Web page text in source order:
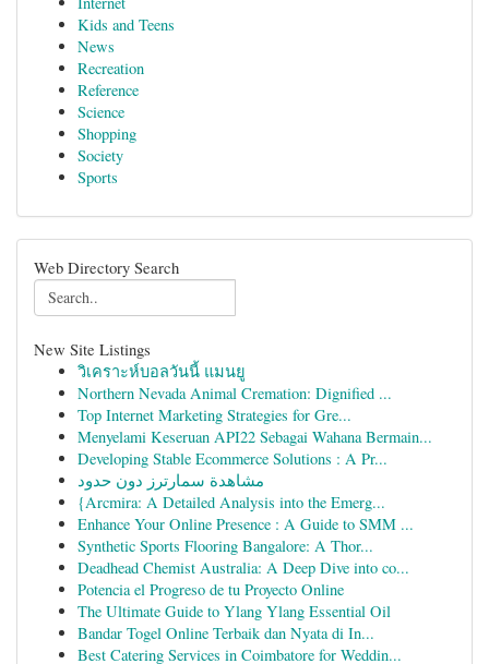
Kids and Teens
News
Recreation
Reference
Science
Shopping
Society
Sports
Web Directory Search
New Site Listings
วิเคราะห์บอลวันนี้ แมนยู
Northern Nevada Animal Cremation: Dignified ...
Top Internet Marketing Strategies for Gre...
Menyelami Keseruan API22 Sebagai Wahana Bermain...
Developing Stable Ecommerce Solutions : A Pr...
مشاهدة سمارترز دون حدود
{Arcmira: A Detailed Analysis into the Emerg...
Enhance Your Online Presence : A Guide to SMM ...
Synthetic Sports Flooring Bangalore: A Thor...
Deadhead Chemist Australia: A Deep Dive into co...
Potencia el Progreso de tu Proyecto Online
The Ultimate Guide to Ylang Ylang Essential Oil
Bandar Togel Online Terbaik dan Nyata di In...
Best Catering Services in Coimbatore for Weddin...